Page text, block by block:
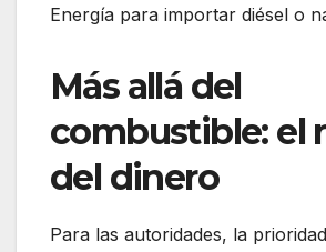
Energía para importar diésel o
Más allá del
combustible: el
del dinero
Para las autoridades, la